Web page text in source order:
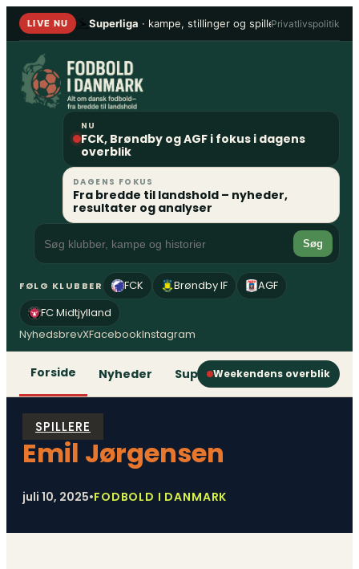
Spring
LIVE NU Superliga · kampe, stillinger og spillere• 1. Division
Privatlivspolitik
NU
FCK, Brøndby og AGF i fokus i dagens
overblik
DAGENS FOKUS
Fra bredde til landshold – nyheder,
resultater og analyser
Søg
FØLG KLUBBER FCK Brøndby IF
AGF
FC Midtjylland
NyhedsbrevXFacebookInstagram
Forside Nyheder Superliga 1. Division 2.
Weekendens overblik
SPILLERE
Emil Jørgensen
juli 10, 2025•FODBOLD I DANMARK